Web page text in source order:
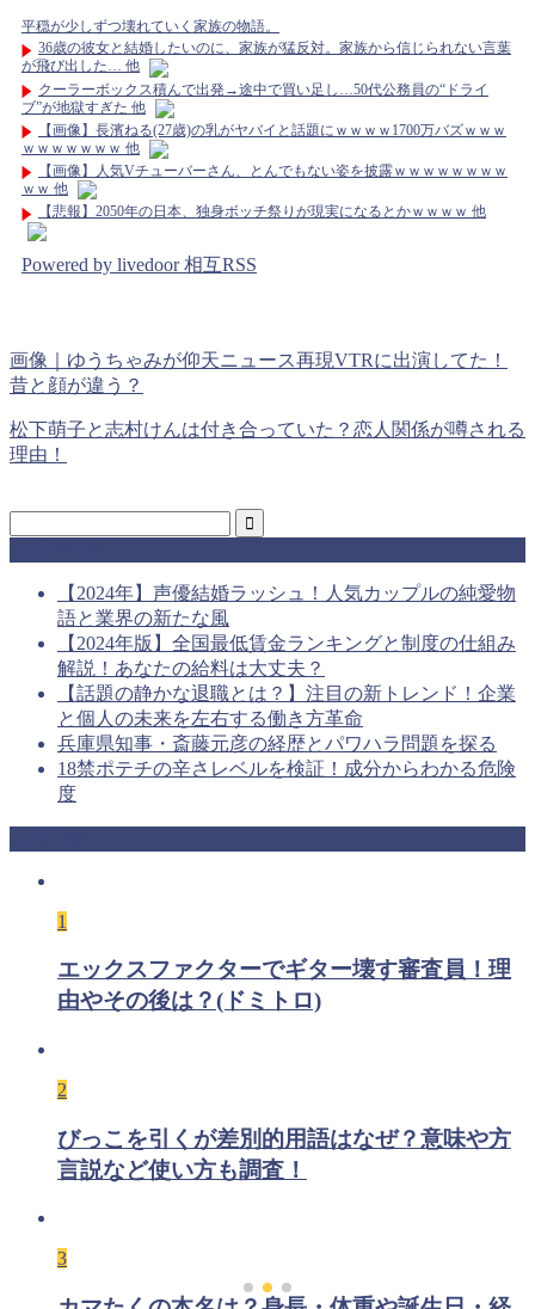
平穏が少しずつ壊れていく家族の物語。
36歳の彼女と結婚したいのに、家族が猛反対。家族から信じられない言葉
が飛び出した… 他
クーラーボックス積んで出発→途中で買い足し…50代公務員の“ドライ
ブ”が地獄すぎた 他
【画像】長濱ねる(27歳)の乳がヤバイと話題にｗｗｗｗ1700万バズｗｗｗ
ｗｗｗｗｗｗｗ 他
【画像】人気Vチューバーさん、とんでもない姿を披露ｗｗｗｗｗｗｗｗ
ｗｗ 他
【悲報】2050年の日本、独身ボッチ祭りが現実になるとかｗｗｗｗ 他
Powered by livedoor 相互RSS
画像｜ゆうちゃみが仰天ニュース再現VTRに出演してた！
昔と顔が違う？
松下萌子と志村けんは付き合っていた？恋人関係が噂される
理由！
【2024年】声優結婚ラッシュ！人気カップルの純愛物
語と業界の新たな風
【2024年版】全国最低賃金ランキングと制度の仕組み
解説！あなたの給料は大丈夫？
【話題の静かな退職とは？】注目の新トレンド！企業
と個人の未来を左右する働き方革命
兵庫県知事・斎藤元彦の経歴とパワハラ問題を探る
18禁ポテチの辛さレベルを検証！成分からわかる危険
度
1
エックスファクターでギター壊す審査員！理
由やその後は？(ドミトロ)
2
びっこを引くが差別的用語はなぜ？意味や方
言説など使い方も調査！
3